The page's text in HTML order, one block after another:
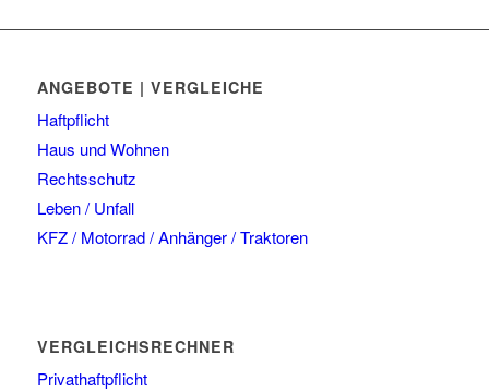
ANGEBOTE | VERGLEICHE
Haftpflicht
Haus und Wohnen
Rechtsschutz
Leben / Unfall
KFZ / Motorrad / Anhänger / Traktoren
VERGLEICHSRECHNER
Privathaftpflicht